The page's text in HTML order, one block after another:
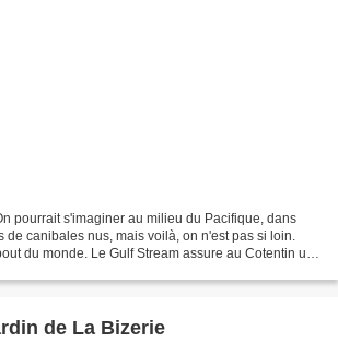
pourrait s'imaginer au milieu du Pacifique, dans
de canibales nus, mais voilà, on n'est pas si loin.
du monde. Le Gulf Stream assure au Cotentin un
de La Bizerie